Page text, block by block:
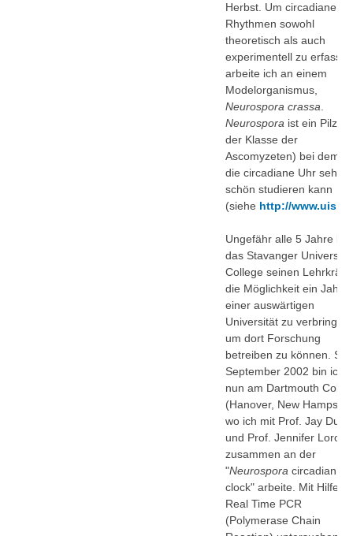
Herbst. Um circadiane
Rhythmen sowohl
theoretisch als auch
experimentell zu erfassen
arbeite ich an einem
Modelorganismus,
Neurospora crassa
Neurospora ist ein Pilz (in
der Klasse der
Ascomyzeten) bei dem
die circadiane Uhr sehr
schön studieren kann
(siehe http://
Ungefähr alle 5 Jahre
das Stavanger University
College seinen
die Möglichkeit ein Jahr
einer auswärtigen
Universität zu verbringen
um dort Forschung
betreiben zu können. Seit
September 2002 bin ich
nun am Dartmouth
(Hanover, New
wo ich mit Prof. Jay
und Prof. Jennifer Loros
zusammen an der
"Neurospora circadian
clock" arbeite. Mit Hilfe
Real Time PCR
(Polymerase Chain